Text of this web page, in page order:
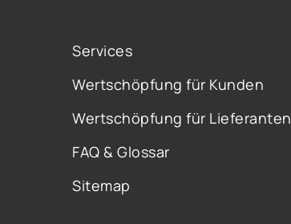
Services
Wertschöpfung für Kunden
Wertschöpfung für Lieferanten
FAQ & Glossar
Sitemap